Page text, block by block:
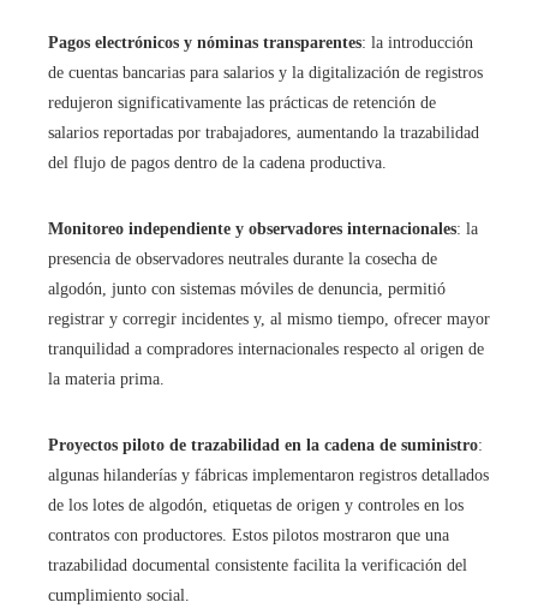
Pagos electrónicos y nóminas transparentes: la introducción
de cuentas bancarias para salarios y la digitalización de registros
redujeron significativamente las prácticas de retención de
salarios reportadas por trabajadores, aumentando la trazabilidad
del flujo de pagos dentro de la cadena productiva.
Monitoreo independiente y observadores internacionales: la
presencia de observadores neutrales durante la cosecha de
algodón, junto con sistemas móviles de denuncia, permitió
registrar y corregir incidentes y, al mismo tiempo, ofrecer mayor
tranquilidad a compradores internacionales respecto al origen de
la materia prima.
Proyectos piloto de trazabilidad en la cadena de suministro:
algunas hilanderías y fábricas implementaron registros detallados
de los lotes de algodón, etiquetas de origen y controles en los
contratos con productores. Estos pilotos mostraron que una
trazabilidad documental consistente facilita la verificación del
cumplimiento social.